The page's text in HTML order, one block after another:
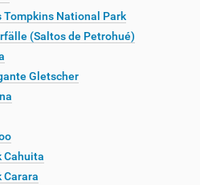
Tompkins National Park
(Saltos de Petrohué)
Gletscher
Cahuita
Carara